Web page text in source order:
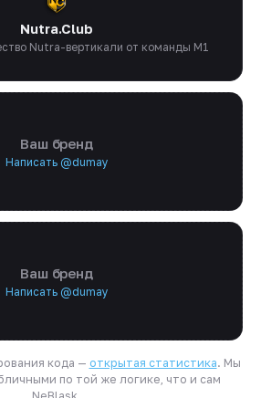
Nutra.Club
Nutra-вертикали от команды M1
Ваш бренд
Написать @dumay
Ваш бренд
Написать @dumay
кода — открытая статистика. Мы
по той же логике, что и сам